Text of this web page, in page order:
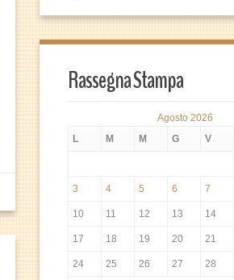
Rassegna Stampa
Agosto 2026
L
M M G V
3 4 5 6 7
10 11 12 13 14
17 18 19 20 21
24 25 26 27 28